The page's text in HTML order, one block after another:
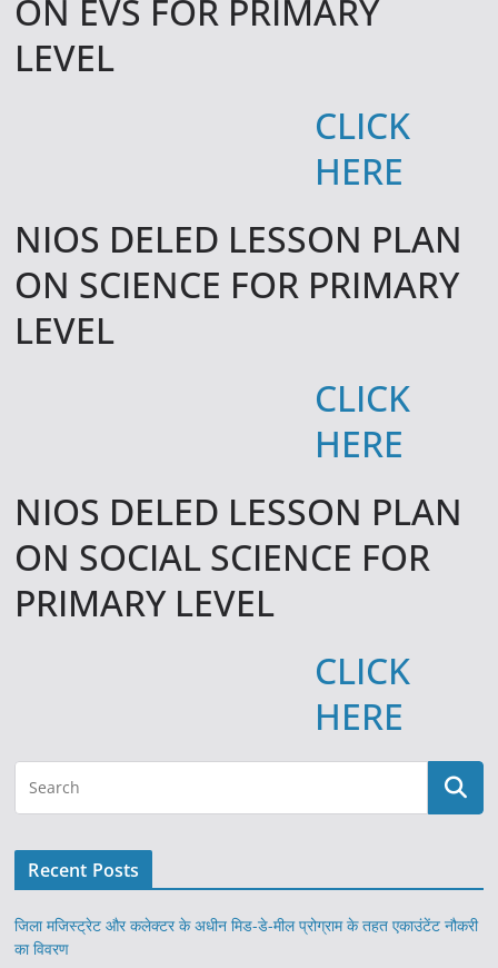
ON EVS FOR PRIMARY
LEVEL
CLICK
HERE
NIOS DELED LESSON PLAN
ON SCIENCE FOR PRIMARY
LEVEL
CLICK
HERE
NIOS DELED LESSON PLAN
ON SOCIAL SCIENCE FOR
PRIMARY LEVEL
CLICK
HERE
Recent Posts
जिला मजिस्ट्रेट और कलेक्टर के अधीन मिड-डे-मील प्रोग्राम के तहत एकाउंटेंट नौकरी
का विवरण